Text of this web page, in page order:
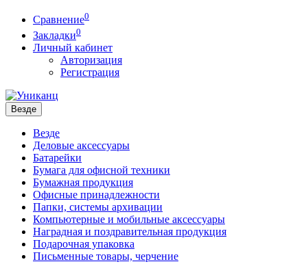
Сравнение0
Закладки0
Личный кабинет
Авторизация
Регистрация
Везде
Везде
Деловые аксессуары
Батарейки
Бумага для офисной техники
Бумажная продукция
Офисные принадлежности
Папки, системы архивации
Компьютерные и мобильные аксессуары
Наградная и поздравительная продукция
Подарочная упаковка
Письменные товары, черчение